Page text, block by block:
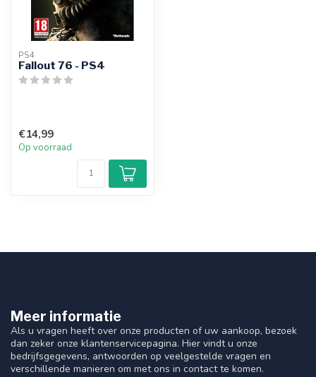
PS4
Fallout 76 - PS4
€14,99
Op voorraad
Meer informatie
Als u vragen heeft over onze producten of uw aankoop, bezoek
dan zeker onze klantenservicepagina. Hier vindt u onze
bedrijfsgegevens, antwoorden op veelgestelde vragen en
verschillende manieren om met ons in contact te komen.